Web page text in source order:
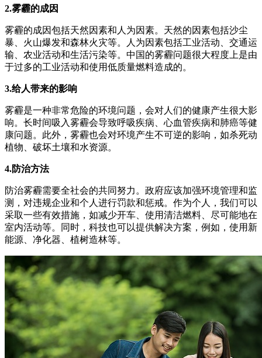
2.雾霾的成因
雾霾的成因包括天然因素和人为因素。天然的因素包括沙尘
暴、火山爆发和森林火灾等。人为因素包括工业活动、交通运
输、农业活动和生活污染等。中国的雾霾问题很大程度上是由
于过多的工业活动和使用低质量燃料造成的。
3.给人带来的影响
雾霾是一种非常危险的环境问题，会对人们的健康产生很大影
响。长时间吸入雾霾会导致呼吸疾病、心血管疾病和肺癌等健
康问题。此外，雾霾也会对环境产生不可逆的影响，如杀死动
植物、破坏土壤和水资源。
4.防治方法
防治雾霾需要全社会的共同努力。政府应该加强环境管理和监
测，对违规企业和个人进行罚款和惩戒。作为个人，我们可以
采取一些有效措施，如减少开车、使用清洁燃料、尽可能地在
室内活动等。同时，科技也可以提供解决方案，例如，使用新
能源、净化器、植树造林等。